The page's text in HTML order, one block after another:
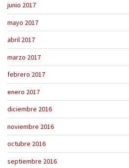
junio 2017
mayo 2017
abril 2017
marzo 2017
febrero 2017
enero 2017
diciembre 2016
noviembre 2016
octubre 2016
septiembre 2016